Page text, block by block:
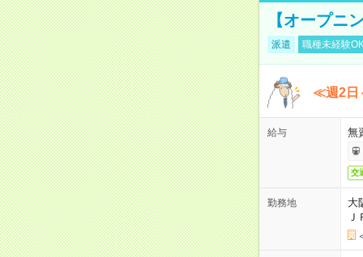
【オープニ
派遣 職種未経験OK
≪週2日
給与 無
交
勤務地
大